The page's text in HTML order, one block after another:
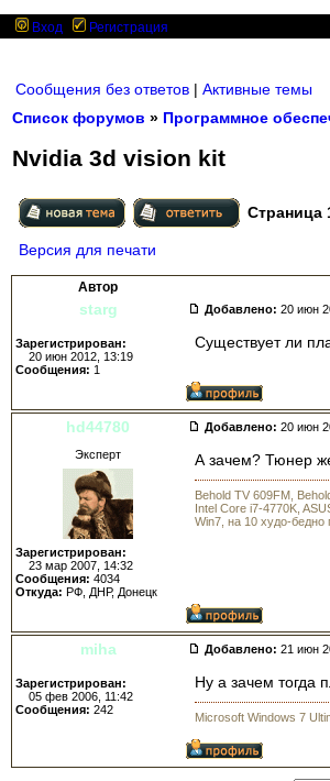
Вход Регистрация
Сообщения без ответов | Активные темы
Список форумов » Программное
Nvidia 3d vision kit
Страница
Версия для печати
Автор
starg Добавлено: 20 июн
Зарегистрирован:
20 июн 2012, 13:19
Сообщения: 1
Существует ли
hd44780 Добавлено: 20 июн
Эксперт
Зарегистрирован:
23 мар 2007, 14:32
Сообщения: 4034
Откуда: РФ, ДНР, Донецк
А зачем? Тюнер
Behold TV 609FM,
Intel Core i7-4770K,
Win7, на 10 худо-бедно
miha Добавлено: 21 июн
Зарегистрирован:
05 фев 2006, 11:42
Сообщения: 242
Ну а зачем тогда
Microsoft Windows 7